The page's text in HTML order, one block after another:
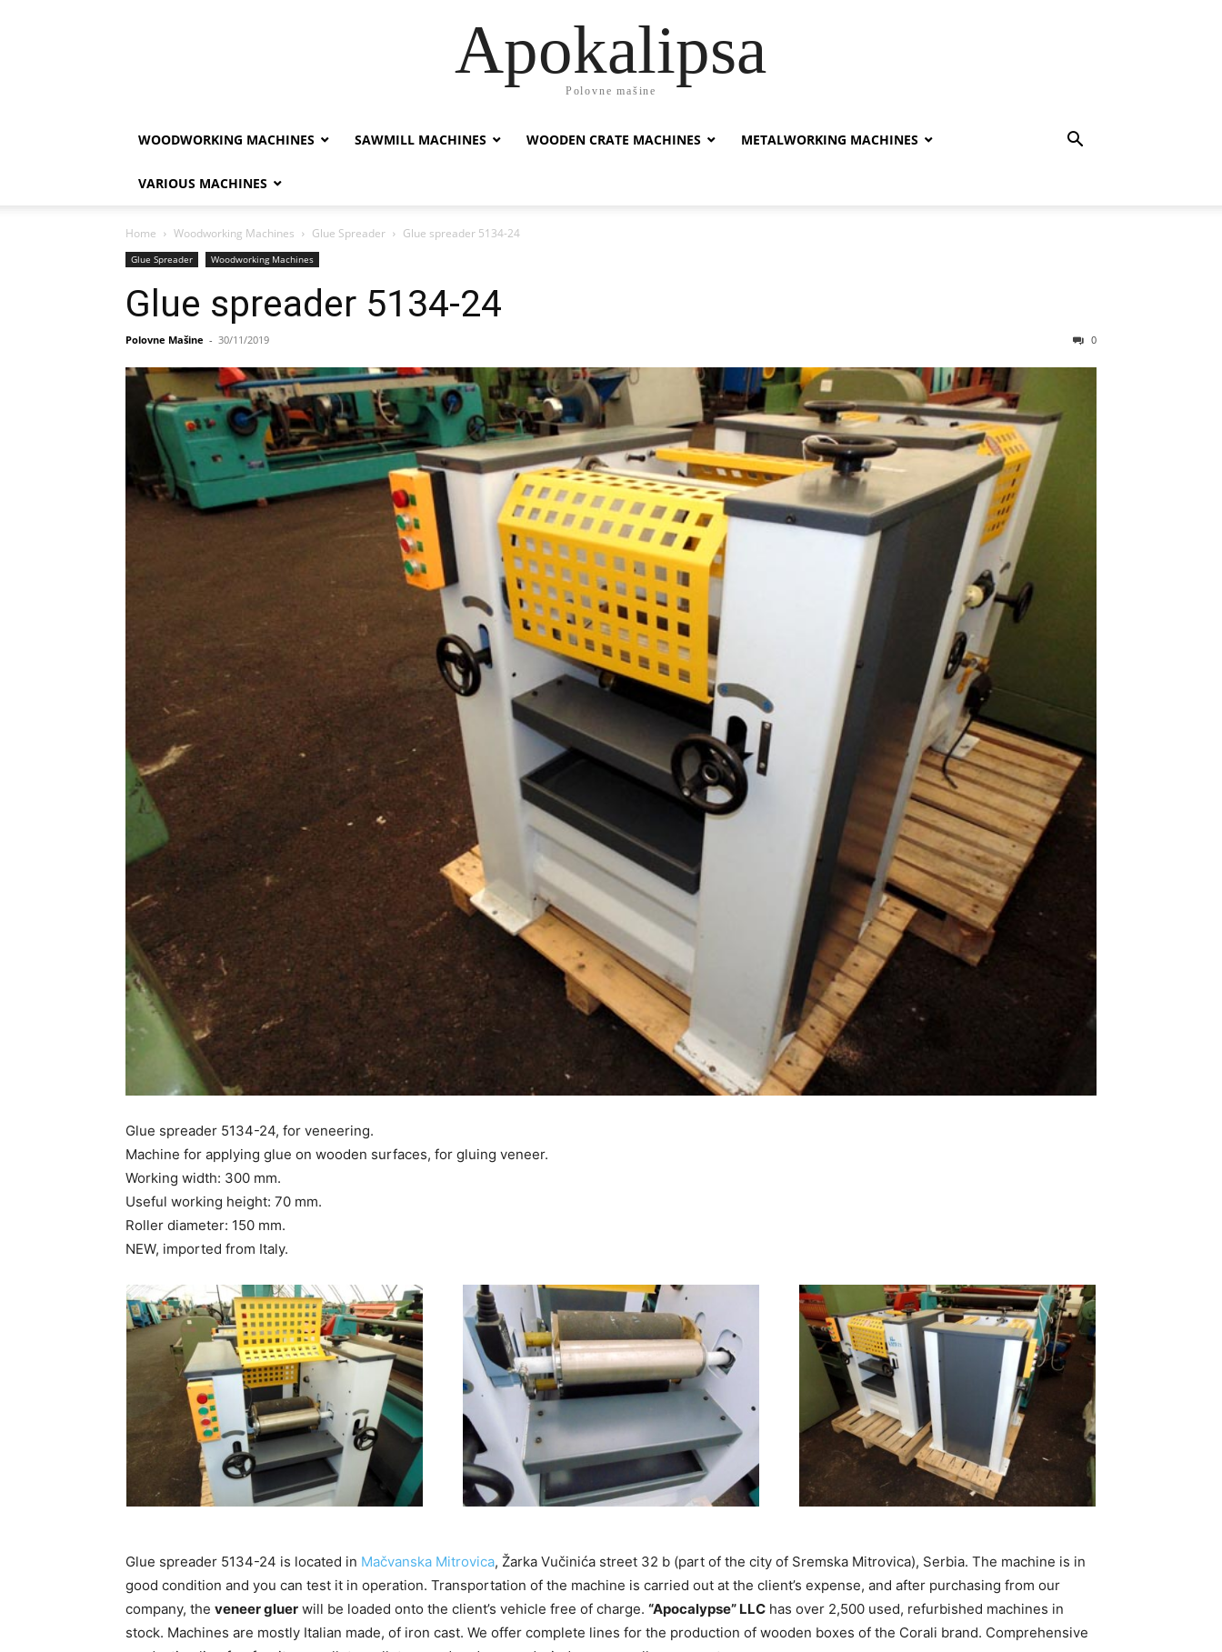
Apokalipsa
Polovne mašine
WOODWORKING MACHINES SAWMILL MACHINES WOODEN CRATE MACHINES METALWORKING MACHINES
VARIOUS MACHINES
Home Woodworking Machines Glue Spreader Glue spreader 5134-24
Glue Spreader Woodworking Machines
Glue spreader 5134-24
Polovne Mašine - 30/11/2019 0
Glue spreader 5134-24, for veneering.
Machine for applying glue on wooden surfaces, for gluing veneer.
Working width: 300 mm.
Useful working height: 70 mm.
Roller diameter: 150 mm.
NEW, imported from Italy.
Glue spreader 5134-24 is located in Mačvanska Mitrovica, Žarka Vučinića street 32 b (part of the city of Sremska Mitrovica), Serbia. The machine is in
good condition and you can test it in operation. Transportation of the machine is carried out at the client’s expense, and after purchasing from our
company, the veneer gluer will be loaded onto the client’s vehicle free of charge. “Apocalypse” LLC has over 2,500 used, refurbished machines in
stock. Machines are mostly Italian made, of iron cast. We offer complete lines for the production of wooden boxes of the Corali brand. Comprehensive